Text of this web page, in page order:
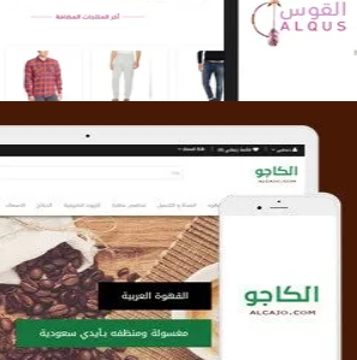
تصميم متجر
التفاصيل